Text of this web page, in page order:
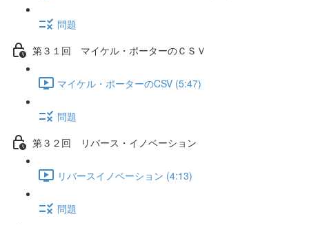
問題
第３１回 マイケル・ポーターのＣＳＶ
マイケル・ポーターのCSV (5:47)
問題
第３２回 リバース・イノベーション
リバースイノベーション (4:13)
問題